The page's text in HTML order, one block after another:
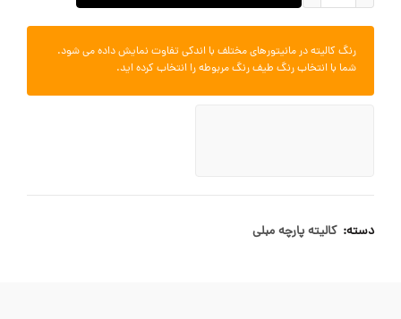
رنگ کالیته در مانیتورهای مختلف با اندکی تفاوت نمایش داده می شود.
شما با انتخاب رنگ طیف رنگ مربوطه را انتخاب کرده اید.
دسته: کالیته پارچه مبلی